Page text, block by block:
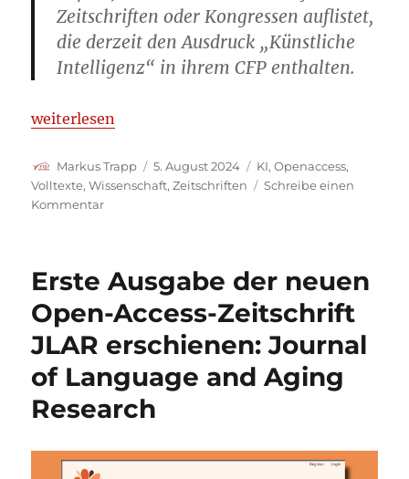
Zeitschriften oder Kongressen auflistet,
die derzeit den Ausdruck „Künstliche
Intelligenz“ in ihrem CFP enthalten.
„AdComunica-Themenheft zu KI und
weiterlesen
Autor
Markus Trapp
Veröffentlicht
am
5. August 2024 Kategorien
KI,Openaccess,
Volltexte,Wissenschaft,Zeitschriften
Schreibe einen
Kommentarzu
KI
Kommunikation
Erste Ausgabe der neuen
Open-Access-Zeitschrift
JLAR erschienen: Journal
of Language and Aging
Research